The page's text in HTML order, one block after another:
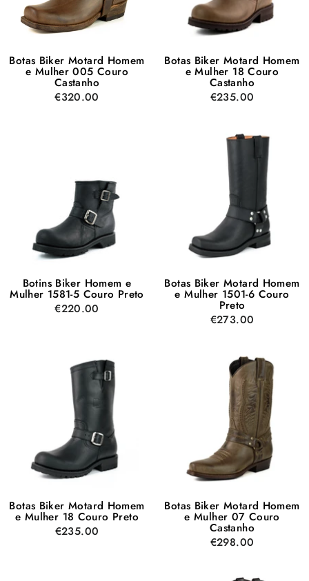
Botas Biker Motard Homem
e Mulher 005 Couro
Castanho
€320.00
Botas Biker Motard Homem
e Mulher 18 Couro
Castanho
€235.00
Botins Biker Homem e
Mulher 1581-5 Couro Preto
€220.00
Botas Biker Motard Homem
e Mulher 1501-6 Couro
Preto
€273.00
Botas Biker Motard Homem
e Mulher 18 Couro Preto
€235.00
Botas Biker Motard Homem
e Mulher 07 Couro
Castanho
€298.00